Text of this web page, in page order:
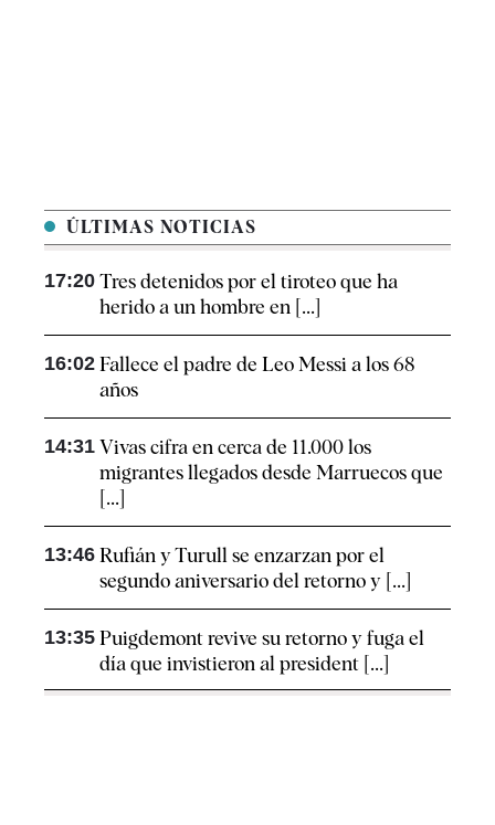
ÚLTIMAS NOTICIAS
17:20 Tres detenidos por el tiroteo que ha
herido a un hombre en [...]
16:02 Fallece el padre de Leo Messi a los 68
años
14:31 Vivas cifra en cerca de 11.000 los
migrantes llegados desde Marruecos que
[...]
13:46 Rufián y Turull se enzarzan por el
segundo aniversario del retorno y [...]
13:35 Puigdemont revive su retorno y fuga el
día que invistieron al president [...]